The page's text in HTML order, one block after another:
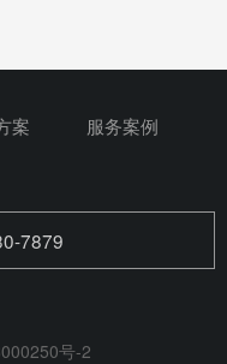
案
服务案例
7879
号-2